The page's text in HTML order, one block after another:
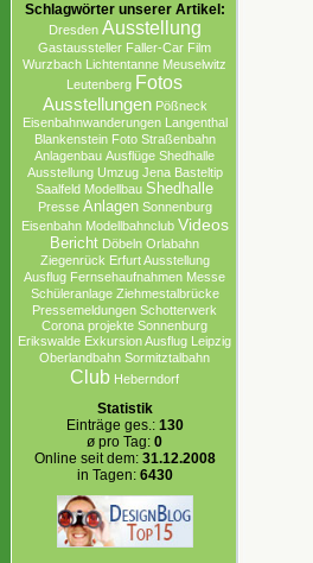
Schlagwörter unserer Artikel:
Dresden Ausstellung
Gastaussteller Faller-Car Film
Wurzbach Lichtentanne Meuselwitz
Leutenberg Fotos
Ausstellungen Pößneck
Eisenbahnwanderungen Langenthal
Blankenstein Foto Straßenbahn
Anlagenbau Ausflüge Shedhalle
Ausstellung Umzug Jena Basteltip
Saalfeld Modellbau Shedhalle
Presse Anlagen Sonnenburg
Eisenbahn Modellbahnclub Videos
Bericht Döbeln Orlabahn
Ziegenrück Erfurt Ausstellung
Ausflug Fernsehaufnahmen Messe
Schüleranlage Ziehmestalbrücke
Pressemeldungen Schotterwerk
Corona projekte Sonnenburg
Erikswalde Exkursion Ausflug Leipzig
Oberlandbahn Sormitztalbahn
Club Heberndorf
Statistik
Einträge ges.: 130
ø pro Tag: 0
Online seit dem: 31.12.2008
in Tagen: 6430